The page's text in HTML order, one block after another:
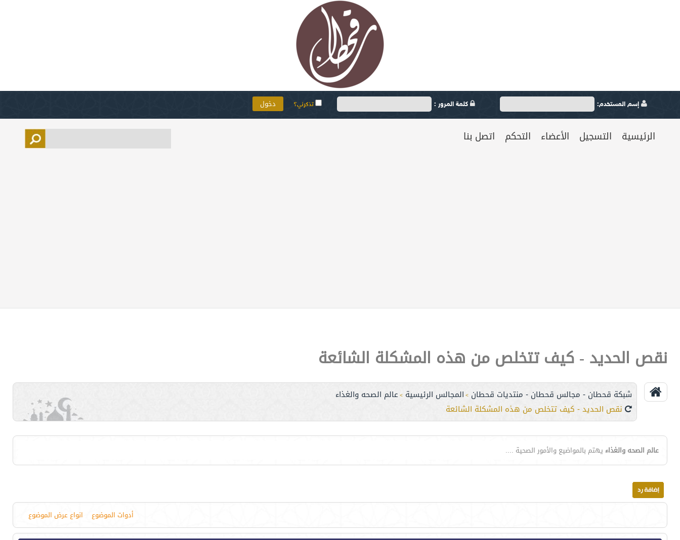
إسم المستخدم: كلمة المرور : تذكرني؟
الرئيسية التسجيل الأعضاء التحكم اتصل بنا
نقص الحديد - كيف تتخلص من هذه المشكلة الشائعة
شبكة قحطان - مجالس قحطان - منتديات قحطان > المجالس الرئيسية > عالم الصحه والغذاء
نقص الحديد - كيف تتخلص من هذه المشكلة الشائعة
عالم الصحه والغذاء يهتم بالمواضيع والأمور الصحية ....
أدوات الموضوع انواع عرض الموضوع